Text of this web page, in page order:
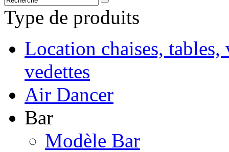
Type de produits
Location chaises,
vedettes
Air Dancer
Bar
Modèle Bar